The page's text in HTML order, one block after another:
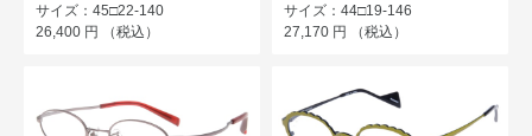
サイズ：45□22-140
26,400 円 （税込）
サイズ：44□19-146
27,170 円 （税込）